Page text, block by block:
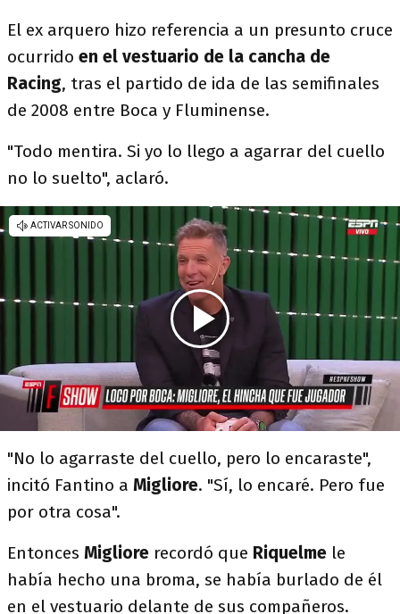
El ex arquero hizo referencia a un presunto cruce
ocurrido en el vestuario de la cancha de
Racing, tras el partido de ida de las semifinales
de 2008 entre Boca y Fluminense.
"Todo mentira. Si yo lo llego a agarrar del cuello
no lo suelto", aclaró.
"No lo agarraste del cuello, pero lo encaraste",
incitó Fantino a Migliore. "Sí, lo encaré. Pero fue
por otra cosa".
Entonces Migliore recordó que Riquelme le
había hecho una broma, se había burlado de él
en el vestuario delante de sus compañeros.